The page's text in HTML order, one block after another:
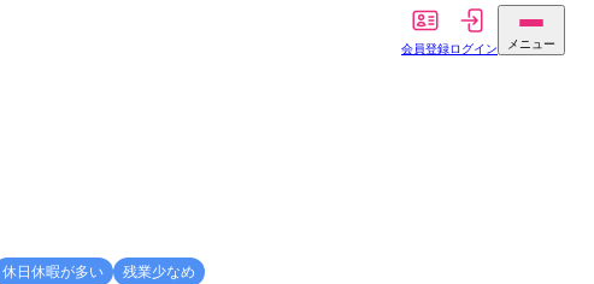
会員登録ログイン メニュー
休日休暇が多い 残業少なめ